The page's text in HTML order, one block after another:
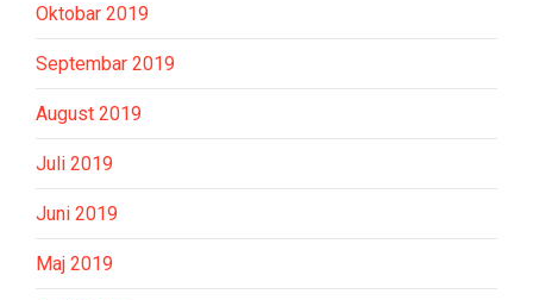
Oktobar 2019
Septembar 2019
August 2019
Juli 2019
Juni 2019
Maj 2019